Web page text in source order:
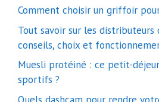
Comment choisir un griffoir
Tout savoir sur les distributeurs
conseils, choix et
Muesli protéiné : ce petit-
sportifs ?